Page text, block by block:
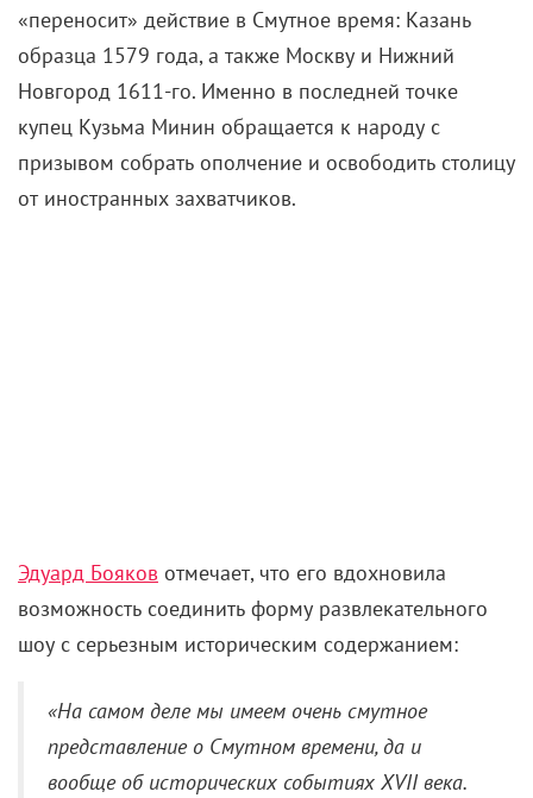
«переносит» действие в Смутное время: Казань
образца 1579 года, а также Москву и Нижний
Новгород 1611-го. Именно в последней точке
купец Кузьма Минин обращается к народу с
призывом собрать ополчение и освободить столицу
от иностранных захватчиков.
Эдуард Бояков отмечает, что его вдохновила
возможность соединить форму развлекательного
шоу с серьезным историческим содержанием:
«На самом деле мы имеем очень смутное
представление о Смутном времени, да и
вообще об исторических событиях XVII века.